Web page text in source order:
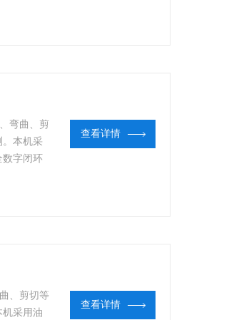
示
弯曲、剪
本机采
数字闭环
示。试
查看详情
、剪切等
采用油
查看详情